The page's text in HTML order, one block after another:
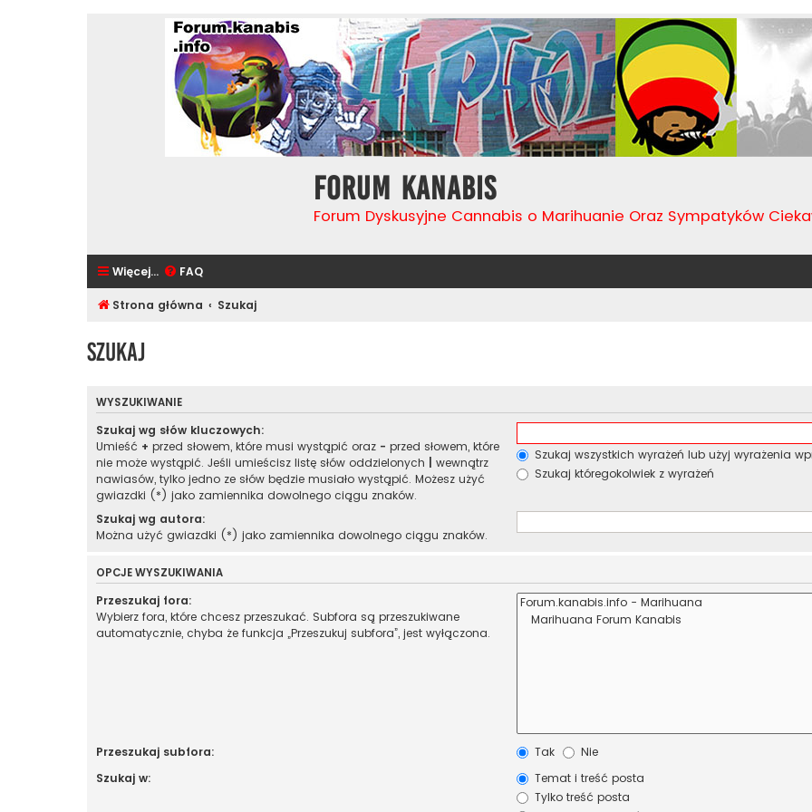
Forum Kanabis
Forum Dyskusyjne Cannabis o Marihuanie Oraz Sympatyków
Więcej… FAQ
Strona główna Szukaj
Szukaj
WYSZUKIWANIE
Szukaj wg słów kluczowych:
Umieść + przed słowem, które musi wystąpić oraz - przed słowem, które
nie może wystąpić. Jeśli umieścisz listę słów oddzielonych
wewnątrz
nawiasów, tylko jedno ze słów będzie musiało wystąpić. Możesz użyć
gwiazdki (*) jako zamiennika dowolnego ciągu znaków.
Szukaj wszystkich wyrażeń lub użyj wyrażenia
Szukaj któregokolwiek z wyrażeń
Szukaj wg autora:
Można użyć gwiazdki (*) jako zamiennika dowolnego ciągu znaków.
OPCJE WYSZUKIWANIA
Przeszukaj fora:
Wybierz fora, które chcesz przeszukać. Subfora są przeszukiwane
automatycznie, chyba że funkcja „Przeszukuj subfora”, jest wyłączona.
Przeszukaj subfora: Tak
Nie
Szukaj w:
Temat i treść posta
Tylko treść posta